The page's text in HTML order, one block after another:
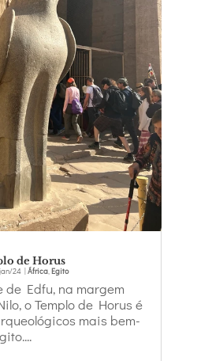
de Horus
24| África, Egito
Edfu, na margem
o Templo de Horus é
mais bem-